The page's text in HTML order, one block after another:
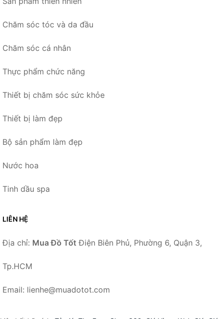
Chăm sóc tóc và da đầu
Chăm sóc cá nhân
Thực phẩm chức năng
Thiết bị chăm sóc sức khỏe
Thiết bị làm đẹp
Bộ sản phẩm làm đẹp
Nước hoa
Tinh dầu spa
LIÊN HỆ
Địa chỉ: Mua Đồ Tốt Điện Biên Phủ, Phường 6, Quận 3,
Tp.HCM
Email: lienhe@muadotot.com